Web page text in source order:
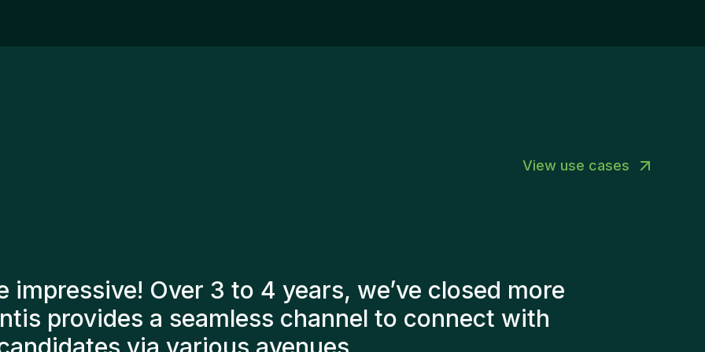
entrepreneurship to help Gentis grow while
View use cases
have always taken a number of factors into
present us with the right candidates. The people
here, and personally I'm very happy with the new